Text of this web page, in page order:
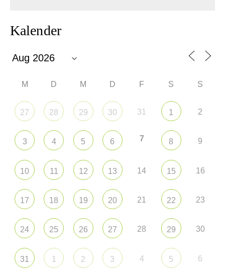
Kalender
M D M D F S S
27 28 29 30 31 1 2
3 4 5 6 7 8 9
10 11 12 13 14 15 16
17 18 19 20 21 22 23
24 25 26 27 28 29 30
31 1 2 3 4 5 6